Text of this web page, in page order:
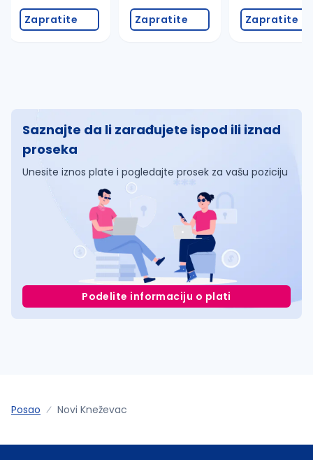
Zapratite Zapratite Zapratite
Saznajte da li zarađujete ispod ili iznad
proseka
Unesite iznos plate i pogledajte prosek za vašu poziciju
Podelite informaciju o plati
Posao Novi Kneževac